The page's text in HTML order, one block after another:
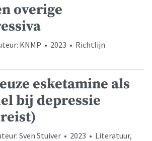
overige
KNMP • 2023 • Richtlijn
esketamine als
bij depressie
Sven Stuiver • 2023 • Literatuur,